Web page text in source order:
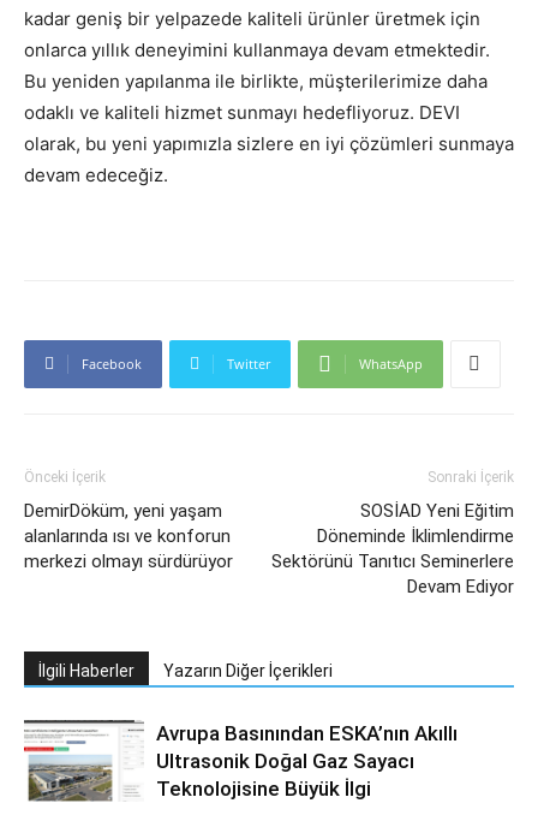
kadar geniş bir yelpazede kaliteli ürünler üretmek için
onlarca yıllık deneyimini kullanmaya devam etmektedir.
Bu yeniden yapılanma ile birlikte, müşterilerimize daha
odaklı ve kaliteli hizmet sunmayı hedefliyoruz. DEVI
olarak, bu yeni yapımızla sizlere en iyi çözümleri sunmaya
devam edeceğiz.
Facebook Twitter WhatsApp
Önceki İçerik
DemirDöküm, yeni yaşam
alanlarında ısı ve konforun
merkezi olmayı sürdürüyor
Sonraki İçerik
SOSİAD Yeni Eğitim
Döneminde İklimlendirme
Sektörünü Tanıtıcı Seminerlere
Devam Ediyor
İlgili Haberler Yazarın Diğer İçerikleri
Avrupa Basınından ESKA’nın Akıllı
Ultrasonik Doğal Gaz Sayacı
Teknolojisine Büyük İlgi